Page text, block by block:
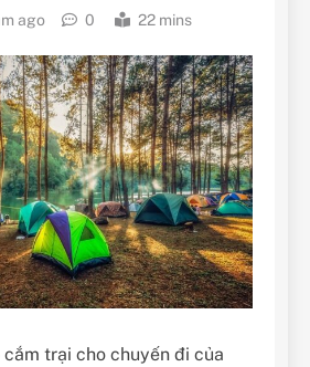
ago 0 22 mins
trại cho chuyến đi của